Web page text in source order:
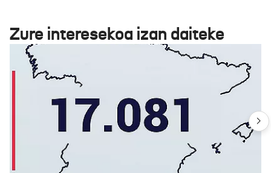
Zure interesekoa izan daiteke